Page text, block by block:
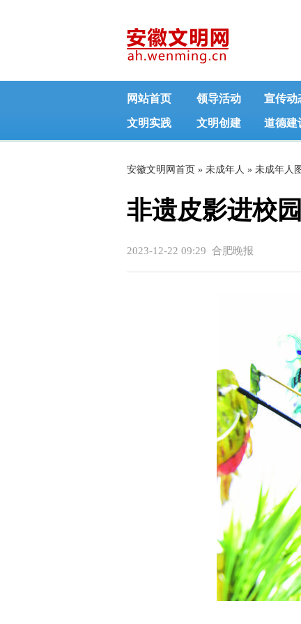
网站首页 领导活动 宣传动
文明实践 文明创建 道德建
安徽文明网首页 » 未成年人 » 未成年人
非遗皮影进校
2023-12-22 09:29 合肥晚报